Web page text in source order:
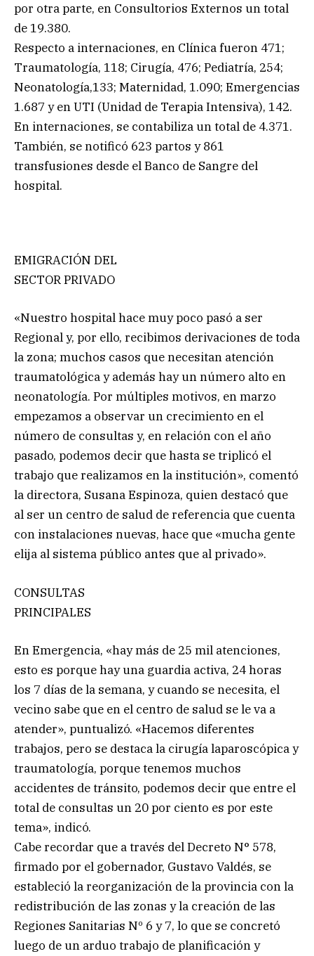
por otra parte, en Consultorios Externos un total
de 19.380.
Respecto a internaciones, en Clínica fueron 471;
Traumatología, 118; Cirugía, 476; Pediatría, 254;
Neonatología,133; Maternidad, 1.090; Emergencias
1.687 y en UTI (Unidad de Terapia Intensiva), 142.
En internaciones, se contabiliza un total de 4.371.
También, se notificó 623 partos y 861
transfusiones desde el Banco de Sangre del
hospital.
EMIGRACIÓN DEL
SECTOR PRIVADO
«Nuestro hospital hace muy poco pasó a ser
Regional y, por ello, recibimos derivaciones de toda
la zona; muchos casos que necesitan atención
traumatológica y además hay un número alto en
neonatología. Por múltiples motivos, en marzo
empezamos a observar un crecimiento en el
número de consultas y, en relación con el año
pasado, podemos decir que hasta se triplicó el
trabajo que realizamos en la institución», comentó
la directora, Susana Espinoza, quien destacó que
al ser un centro de salud de referencia que cuenta
con instalaciones nuevas, hace que «mucha gente
elija al sistema público antes que al privado».
CONSULTAS
PRINCIPALES
En Emergencia, «hay más de 25 mil atenciones,
esto es porque hay una guardia activa, 24 horas
los 7 días de la semana, y cuando se necesita, el
vecino sabe que en el centro de salud se le va a
atender», puntualizó. «Hacemos diferentes
trabajos, pero se destaca la cirugía laparoscópica y
traumatología, porque tenemos muchos
accidentes de tránsito, podemos decir que entre el
total de consultas un 20 por ciento es por este
tema», indicó.
Cabe recordar que a través del Decreto N° 578,
firmado por el gobernador, Gustavo Valdés, se
estableció la reorganización de la provincia con la
redistribución de las zonas y la creación de las
Regiones Sanitarias Nº 6 y 7, lo que se concretó
luego de un arduo trabajo de planificación y